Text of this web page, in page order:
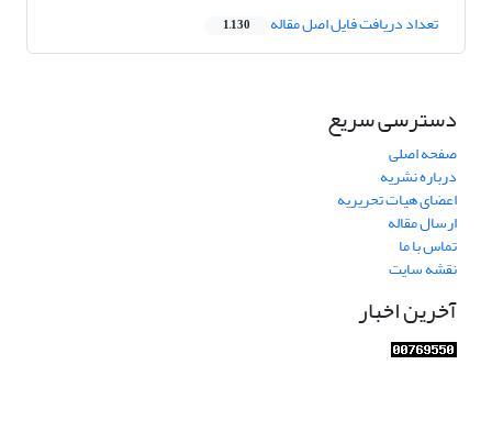
تعداد دریافت فایل اصل مقاله 1,130
دسترسی سریع
صفحه اصلی
درباره نشریه
اعضای هیات تحریریه
ارسال مقاله
تماس با ما
نقشه سایت
آخرین اخبار